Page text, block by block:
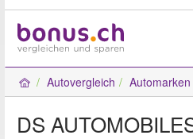
Autovergleich Automarken
DS